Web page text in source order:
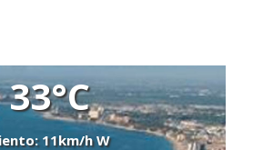
33°C
11km/h W